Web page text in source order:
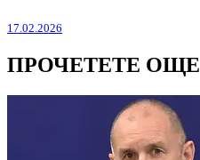
17.02.2026
ПРОЧЕТЕТЕ ОЩЕ